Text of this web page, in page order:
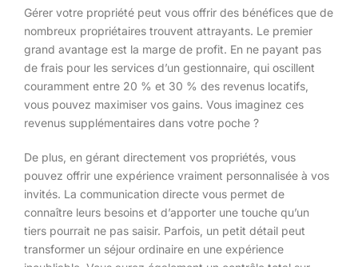
Gérer votre propriété peut vous offrir des bénéfices que de
nombreux propriétaires trouvent attrayants. Le premier
grand avantage est la marge de profit. En ne payant pas
de frais pour les services d’un gestionnaire, qui oscillent
couramment entre 20 % et 30 % des revenus locatifs,
vous pouvez maximiser vos gains. Vous imaginez ces
revenus supplémentaires dans votre poche ?
De plus, en gérant directement vos propriétés, vous
pouvez offrir une expérience vraiment personnalisée à vos
invités. La communication directe vous permet de
connaître leurs besoins et d’apporter une touche qu’un
tiers pourrait ne pas saisir. Parfois, un petit détail peut
transformer un séjour ordinaire en une expérience